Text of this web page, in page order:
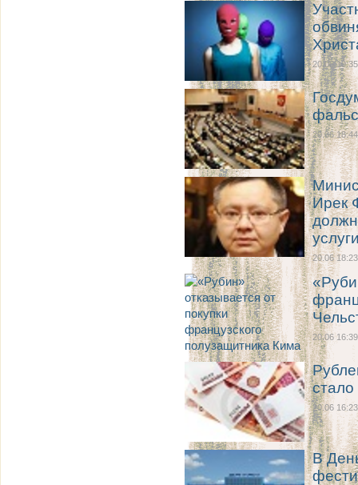
20.06 19:35
20.06 18:44
Ирек
20.06 18:23
20.06 16:39
20.06 16:23
В